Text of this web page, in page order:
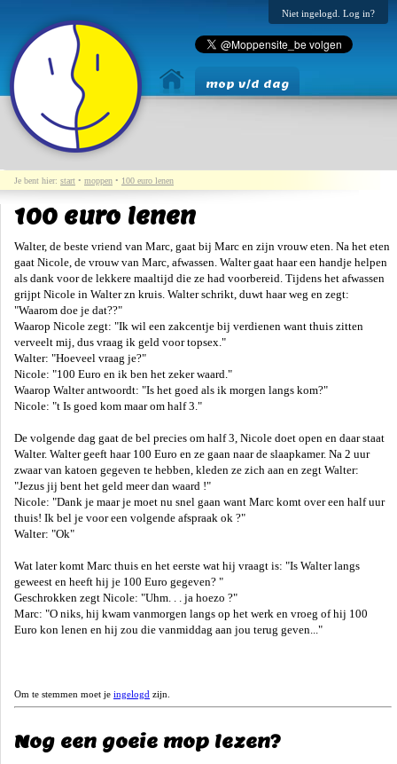
Niet ingelogd. Log in?
mop v/d dag
Je bent hier: start • moppen • 100 euro lenen
100 euro lenen
Walter, de beste vriend van Marc, gaat bij Marc en zijn vrouw eten. Na het eten
gaat Nicole, de vrouw van Marc, afwassen. Walter gaat haar een handje helpen
als dank voor de lekkere maaltijd die ze had voorbereid. Tijdens het afwassen
grijpt Nicole in Walter zn kruis. Walter schrikt, duwt haar weg en zegt:
"Waarom doe je dat??"
Waarop Nicole zegt: "Ik wil een zakcentje bij verdienen want thuis zitten
verveelt mij, dus vraag ik geld voor topsex."
Walter: "Hoeveel vraag je?"
Nicole: "100 Euro en ik ben het zeker waard."
Waarop Walter antwoordt: "Is het goed als ik morgen langs kom?"
Nicole: "t Is goed kom maar om half 3."
De volgende dag gaat de bel precies om half 3, Nicole doet open en daar staat
Walter. Walter geeft haar 100 Euro en ze gaan naar de slaapkamer. Na 2 uur
zwaar van katoen gegeven te hebben, kleden ze zich aan en zegt Walter:
"Jezus jij bent het geld meer dan waard !"
Nicole: "Dank je maar je moet nu snel gaan want Marc komt over een half uur
thuis! Ik bel je voor een volgende afspraak ok ?"
Walter: "Ok"
Wat later komt Marc thuis en het eerste wat hij vraagt is: "Is Walter langs
geweest en heeft hij je 100 Euro gegeven? "
Geschrokken zegt Nicole: "Uhm. . . ja hoezo ?"
Marc: "O niks, hij kwam vanmorgen langs op het werk en vroeg of hij 100
Euro kon lenen en hij zou die vanmiddag aan jou terug geven..."
Om te stemmen moet je ingelogd zijn.
Nog een goeie mop lezen?